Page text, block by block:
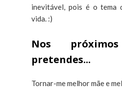
inevitável, pois é o tema
vida. :)
Nos
pretendes...
Tornar-me melhor mãe e